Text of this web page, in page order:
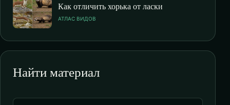
Как отличить хорька от ласки
АТЛАС ВИДОВ
Найти материал